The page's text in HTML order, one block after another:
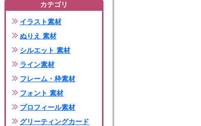
カテゴリ
イラスト素材
ぬりえ 素材
シルエット 素材
ライン素材
フレーム・枠素材
フォント 素材
プロフィール素材
グリーティングカード